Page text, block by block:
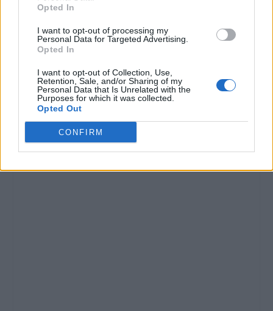
Opted In
I want to opt-out of processing my
Personal Data for Targeted Advertising.
Opted In
I want to opt-out of Collection, Use,
Retention, Sale, and/or Sharing of my
Personal Data that Is Unrelated with the
Purposes for which it was collected.
Opted Out
CONFIRM